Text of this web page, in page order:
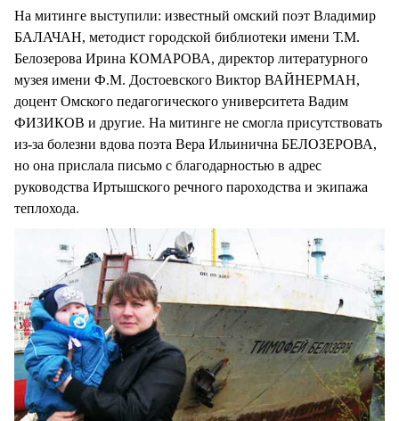
На митинге выступили: известный омский поэт Владимир
БАЛАЧАН, методист городской библиотеки имени Т.М.
Белозерова Ирина КОМАРОВА, директор литературного
музея имени Ф.М. Достоевского Виктор ВАЙНЕРМАН,
доцент Омского педагогического университета Вадим
ФИЗИКОВ и другие. На митинге не смогла присутствовать
из-за болезни вдова поэта Вера Ильинична БЕЛОЗЕРОВА,
но она прислала письмо с благодарностью в адрес
руководства Иртышского речного пароходства и экипажа
теплохода.